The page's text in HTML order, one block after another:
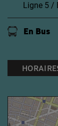
Ligne 5 /
En Bus